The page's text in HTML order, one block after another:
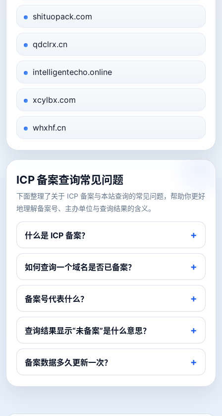
shituopack.com
qdclrx.cn
intelligentecho.online
xcylbx.com
whxhf.cn
ICP 备案查询常见问题
下面整理了关于 ICP 备案与本站查询的常见问题，帮助你更好
地理解备案号、主办单位与查询结果的含义。
什么是 ICP 备案？
如何查询一个域名是否已备案？
备案号代表什么？
查询结果显示“未备案”是什么意思？
备案数据多久更新一次？